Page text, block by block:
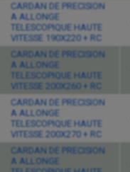
CARDAN DE PRECISION
A ALLONGE
TELESCOPIQUE HAUTE
VITESSE 190X220 + RC
CARDAN DE PRECISION
A ALLONGE
TELESCOPIQUE HAUTE
VITESSE 200X260 + RC
CARDAN DE PRECISION
A ALLONGE
TELESCOPIQUE HAUTE
VITESSE 200X270 + RC
CARDAN DE PRECISION
A ALLONGE